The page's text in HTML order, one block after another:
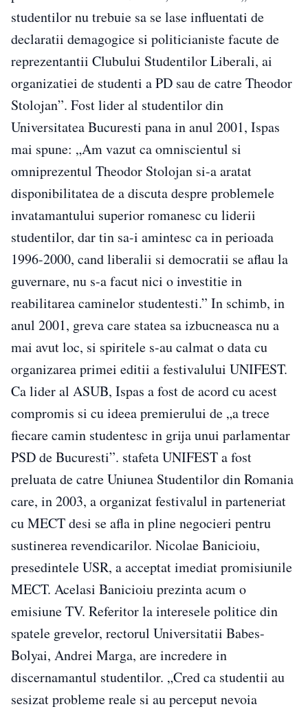
studentilor nu trebuie sa se lase influentati de
declaratii demagogice si politicianiste facute de
reprezentantii Clubului Studentilor Liberali, ai
organizatiei de studenti a PD sau de catre Theodor
Stolojan”. Fost lider al studentilor din
Universitatea Bucuresti pana in anul 2001, Ispas
mai spune: „Am vazut ca omniscientul si
omniprezentul Theodor Stolojan si-a aratat
disponibilitatea de a discuta despre problemele
invatamantului superior romanesc cu liderii
studentilor, dar tin sa-i amintesc ca in perioada
1996-2000, cand liberalii si democratii se aflau la
guvernare, nu s-a facut nici o investitie in
reabilitarea caminelor studentesti.” In schimb, in
anul 2001, greva care statea sa izbucneasca nu a
mai avut loc, si spiritele s-au calmat o data cu
organizarea primei editii a festivalului UNIFEST.
Ca lider al ASUB, Ispas a fost de acord cu acest
compromis si cu ideea premierului de „a trece
fiecare camin studentesc in grija unui parlamentar
PSD de Bucuresti”. stafeta UNIFEST a fost
preluata de catre Uniunea Studentilor din Romania
care, in 2003, a organizat festivalul in parteneriat
cu MECT desi se afla in pline negocieri pentru
sustinerea revendicarilor. Nicolae Banicioiu,
presedintele USR, a acceptat imediat promisiunile
MECT. Acelasi Banicioiu prezinta acum o
emisiune TV. Referitor la interesele politice din
spatele grevelor, rectorul Universitatii Babes-
Bolyai, Andrei Marga, are incredere in
discernamantul studentilor. „Cred ca studentii au
sesizat probleme reale si au perceput nevoia